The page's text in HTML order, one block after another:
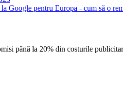
Google pentru Europa - cum să o
până la 20% din costurile